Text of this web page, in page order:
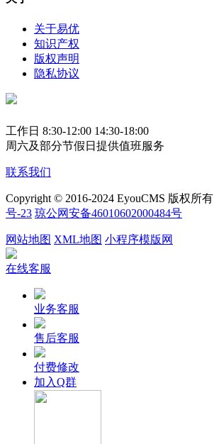
关于易优
知识产权
版权声明
隐私协议
工作日 8:30-12:00 14:30-18:00
周六及部分节假日提供值班服务
联系我们
Copyright © 2016-2024 EyouCMS 版权所有
号-23 琼公网安备46010602000484号
网站地图 XML地图 小程序模版网
在线客服
业务客服
售后客服
付费修改
加入Q群